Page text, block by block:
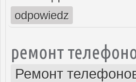
odpowiedz
ремонт
Ремонт